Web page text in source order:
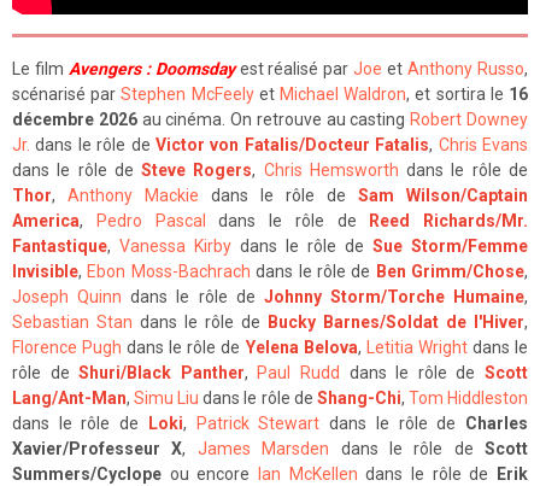
Le film Avengers : Doomsdayest réalisé parJoe etAnthony Russo,
scénarisé parStephen McFeelyet Michael Waldron, et sortira le 16
décembre 2026au cinéma. On retrouve au casting Robert Downey
Jr. dans le rôle de Victor von Fatalis/Docteur Fatalis, Chris Evans
dans le rôle deSteve Rogers, Chris Hemsworth dans le rôle de
Thor, Anthony Mackie dans le rôle de Sam Wilson/Captain
America, Pedro Pascal dans le rôle de
Reed Richards/Mr.
Fantastique, Vanessa Kirby dans le rôle de Sue Storm/Femme
Invisible, Ebon Moss-Bachrach dans le rôle de Ben Grimm/Chose,
Joseph Quinn dans le rôle de Johnny Storm/Torche Humaine,
Sebastian Stan dans le rôle de Bucky Barnes/Soldat de l'Hiver,
Florence Pugh dans le rôle de Yelena Belova, Letitia Wrightdans le
rôle deShuri/Black Panther, Paul Rudd dans le rôle deScott
Lang/Ant-Man,Simu Liu dans le rôle de Shang-Chi, Tom Hiddleston
dans le rôle de
Loki, Patrick Stewart dans le rôle de Charles
Xavier/Professeur X, James Marsden dans le rôle de Scott
Summers/Cyclope ou encore Ian McKellen dans le rôle de
Erik